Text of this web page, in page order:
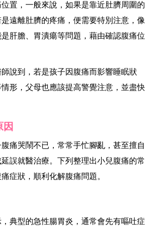
置，一般來說，如果是靠近肚臍周圍的
遠離肚臍的疼痛，便需要特別注意，像
肝膽、胃潰瘍等問題，藉由確認腹痛位
說到，若是孩子因腹痛而影響睡眠狀
形，父母也應該提高警覺注意，並盡快
因
痛哭鬧不已，常常手忙腳亂，甚至擅自
誤就醫治療。下列整理出小兒腹痛的常
症狀，順利化解腹痛問題。
典型的急性腸胃炎，通常會先有嘔吐症